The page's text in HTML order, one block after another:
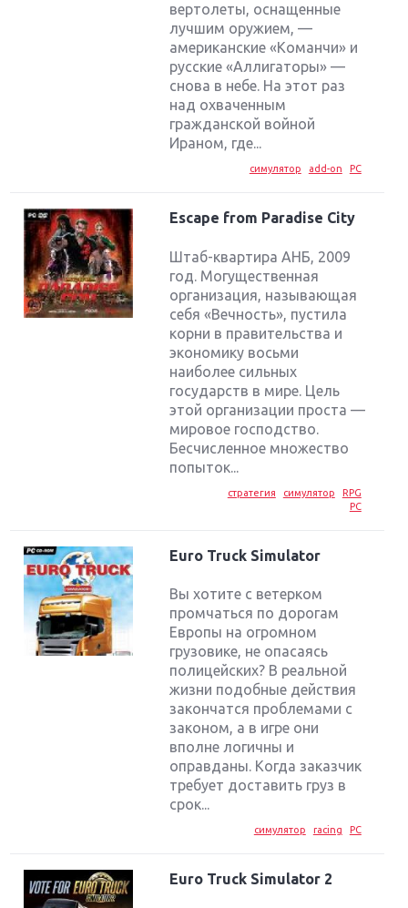
вертолеты, оснащенные
лучшим оружием, —
американские «Команчи» и
русские «Аллигаторы» —
снова в небе. На этот раз
над охваченным
гражданской войной
Ираном, где...
симулятор add-on PC
Escape from Paradise City
Штаб-квартира АНБ, 2009
год. Могущественная
организация, называющая
себя «Вечность», пустила
корни в правительства и
экономику восьми
наиболее сильных
государств в мире. Цель
этой организации проста —
мировое господство.
Бесчисленное множество
попыток...
стратегия симулятор
RPG
PC
Euro Truck Simulator
Вы хотите с ветерком
промчаться по дорогам
Европы на огромном
грузовике, не опасаясь
полицейских? В реальной
жизни подобные действия
закончатся проблемами с
законом, а в игре они
вполне логичны и
оправданы. Когда заказчик
требует доставить груз в
срок...
симулятор racing PC
Euro Truck Simulator 2